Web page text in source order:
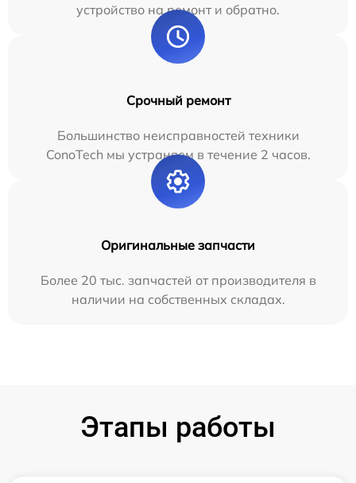
устройство на ремонт и обратно.
Срочный ремонт
Большинство неисправностей техники
ConoTech мы устраняем в течение 2 часов.
Оригинальные запчасти
Более 20 тыс. запчастей от производителя в
наличии на собственных складах.
Этапы работы